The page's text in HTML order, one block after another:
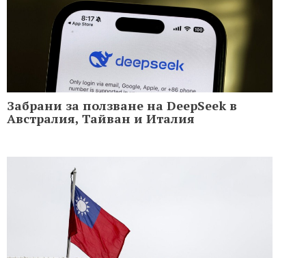
Забрани за ползване на DeepSeek в
Австралия, Тайван и Италия